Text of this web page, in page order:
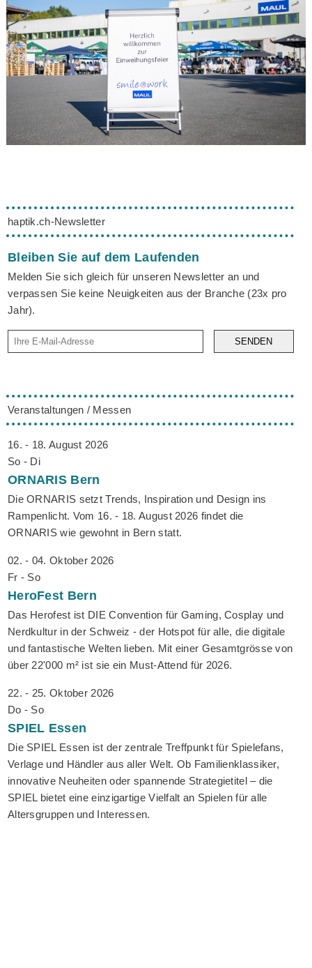
haptik.ch-Newsletter
Bleiben Sie auf dem Laufenden
Melden Sie sich gleich für unseren Newsletter an und
verpassen Sie keine Neuigkeiten aus der Branche (23x pro
Jahr).
SENDEN
Veranstaltungen / Messen
16. - 18. August 2026
So - Di
ORNARIS Bern
Die ORNARIS setzt Trends, Inspiration und Design ins
Rampenlicht. Vom 16. - 18. August 2026 findet die
ORNARIS wie gewohnt in Bern statt.
02. - 04. Oktober 2026
Fr - So
HeroFest Bern
Das Herofest ist DIE Convention für Gaming, Cosplay und
Nerdkultur in der Schweiz - der Hotspot für alle, die digitale
und fantastische Welten lieben. Mit einer Gesamtgrösse von
über 22'000 m² ist sie ein Must-Attend für 2026.
22. - 25. Oktober 2026
Do - So
SPIEL Essen
Die SPIEL Essen ist der zentrale Treffpunkt für Spielefans,
Verlage und Händler aus aller Welt. Ob Familienklassiker,
innovative Neuheiten oder spannende Strategietitel – die
SPIEL bietet eine einzigartige Vielfalt an Spielen für alle
Altersgruppen und Interessen.